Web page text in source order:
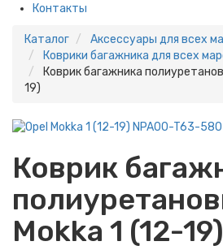
Контакты
Каталог
Аксессуары для всех
Коврики багажника для всех
Коврик багажника
19)
Коврик
Mokka 1 (12-19)